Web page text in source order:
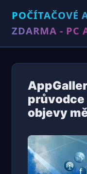
POČÍTAČOVÉ
ZDARMA - PC
objevy